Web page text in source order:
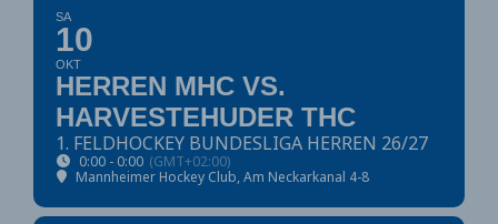
SA
10
OKT
HERREN MHC VS.
HARVESTEHUDER THC
1. FELDHOCKEY BUNDESLIGA HERREN 26/27
0:00 - 0:00 (GMT+02:00)
Mannheimer Hockey Club, Am Neckarkanal 4-8